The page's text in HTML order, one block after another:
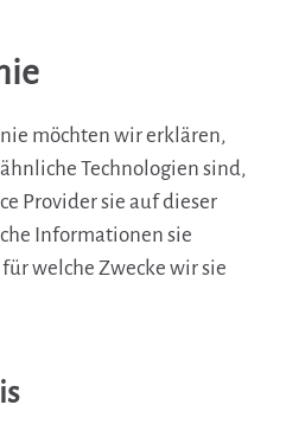
möchten wir erklären,
Technologien sind,
Provider sie auf dieser
Informationen sie
welche Zwecke wir sie